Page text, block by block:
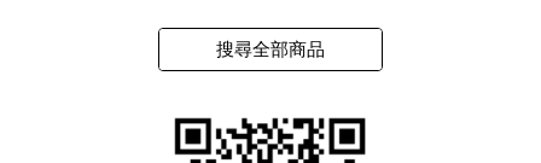
搜尋全部商品